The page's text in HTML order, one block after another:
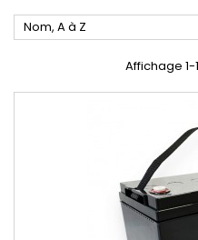
Nom, A à Z
Affichage 1-